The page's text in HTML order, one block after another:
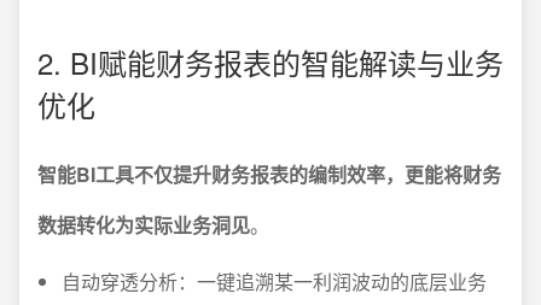
2. BI赋能财务报表的智能解读与业务
优化
智能BI工具不仅提升财务报表的编制效率，更能将财务
数据转化为实际业务洞见。
自动穿透分析：一键追溯某一利润波动的底层业务